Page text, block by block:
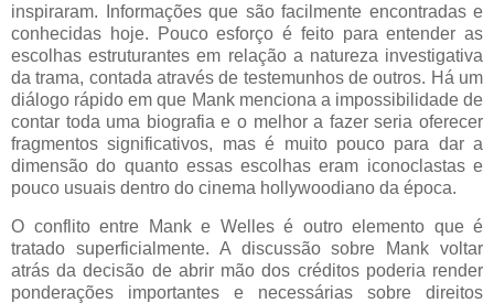
inspiraram. Informações que são facilmente encontradas e
conhecidas hoje. Pouco esforço é feito para entender as
escolhas estruturantes em relação a natureza investigativa
da trama, contada através de testemunhos de outros. Há um
diálogo rápido em que Mank menciona a impossibilidade de
contar toda uma biografia e o melhor a fazer seria oferecer
fragmentos significativos, mas é muito pouco para dar a
dimensão do quanto essas escolhas eram iconoclastas e
pouco usuais dentro do cinema hollywoodiano da época.
O conflito entre Mank e Welles é outro elemento que é
tratado superficialmente. A discussão sobre Mank voltar
atrás da decisão de abrir mão dos créditos poderia render
ponderações importantes e necessárias sobre direitos